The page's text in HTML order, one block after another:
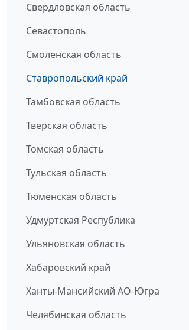
Свердловская область
Севастополь
Смоленская область
Ставропольский край
Тамбовская область
Тверская область
Томская область
Тульская область
Тюменская область
Удмуртская Республика
Ульяновская область
Хабаровский край
Ханты-Мансийский АО-Югра
Челябинская область